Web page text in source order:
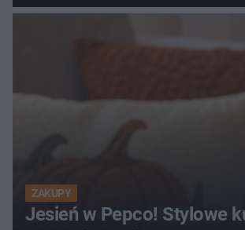
ZAKUPY
Jesień w Pepco! Stylowe